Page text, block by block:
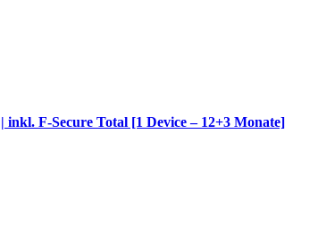
F-Secure Total [1 Device – 12+3 Monate]